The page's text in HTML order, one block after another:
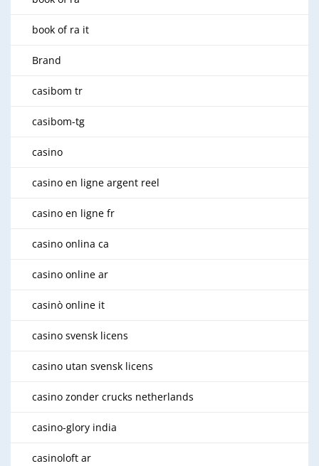
book of ra it
Brand
casibom tr
casibom-tg
casino
casino en ligne argent reel
casino en ligne fr
casino onlina ca
casino online ar
casinò online it
casino svensk licens
casino utan svensk licens
casino zonder crucks netherlands
casino-glory india
casinoloft ar